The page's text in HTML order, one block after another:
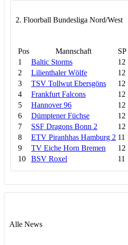
2. Floorball Bundesliga Nord/West
Pos Mannschaft SP
1
Baltic Storms 12
2
Lilienthaler Wölfe 12
3
TSV Tollwut Ebersgöns 12
4
Frankfurt Falcons 12
5
Hannover 96 12
6
Dümptener Füchse 12
7
SSF Dragons Bonn 2 12
8
ETV Piranhhas Hamburg 2 11
9
TV Eiche Horn Bremen 12
10
BSV Roxel 11
Alle News